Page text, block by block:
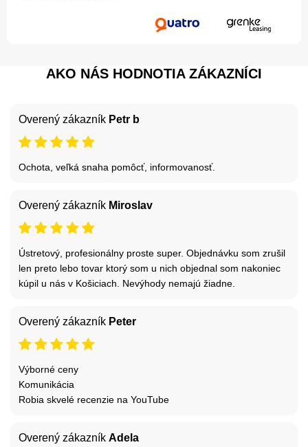
AKO NÁS HODNOTIA ZÁKAZNÍCI
Overený zákazník Petr b
Ochota, veľká snaha pomôcť, informovanosť.
Overený zákazník Miroslav
Ústretový, profesionálny proste super. Objednávku som zrušil
len preto lebo tovar ktorý som u nich objednal som nakoniec
kúpil u nás v Košiciach. Nevýhody nemajú žiadne.
Overený zákazník Peter
Výborné ceny
Komunikácia
Robia skvelé recenzie na YouTube
Overený zákazník Adela